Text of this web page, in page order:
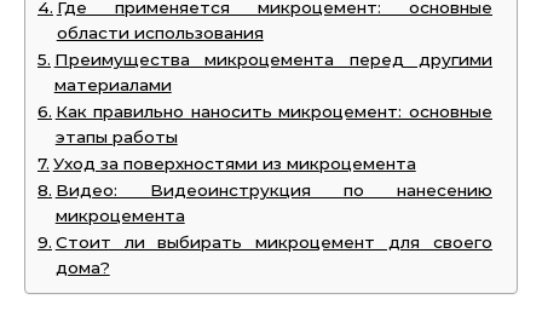
Где применяется микроцемент: основные
области использования
Преимущества микроцемента перед другими
материалами
Как правильно наносить микроцемент: основные
этапы работы
Уход за поверхностями из микроцемента
Видео: Видеоинструкция по нанесению
микроцемента
Стоит ли выбирать микроцемент для своего
дома?